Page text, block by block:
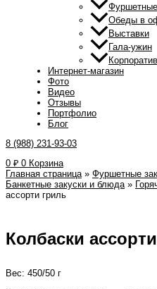
Обеды в
Выставки
Гала-ужин
Интернет-магазин
Фото
Видео
Отзывы
Портфолио
Блог
8 (988) 231-93-03
0 ₽ 0 Корзина
Главная страница » Фуршетные
Банкетные закуски и блюда »
ассорти гриль
Колбаски
Вес: 450/50 г